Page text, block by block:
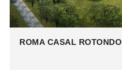
ROMA CASAL ROTONDO